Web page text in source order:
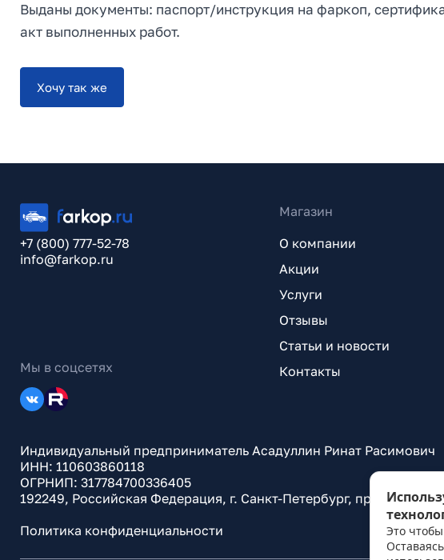
Выданы документы: паспорт/инструкция на фаркоп,
акт выполненных работ.
Хочу так же
+7 (800) 777-52-78
info@farkop.ru
Мы в соцсетях
Магазин
О компании
Акции
Услуги
Отзывы
Статьи и новости
Контакты
Индивидуальный предприниматель Асадуллин Ринат Расимович
ИНН: 110603860118
ОГРНИП: 317784700336405
192249, Российская Федерация, г. Санкт-Петербург, проспект
Политика конфиденциальности
Это